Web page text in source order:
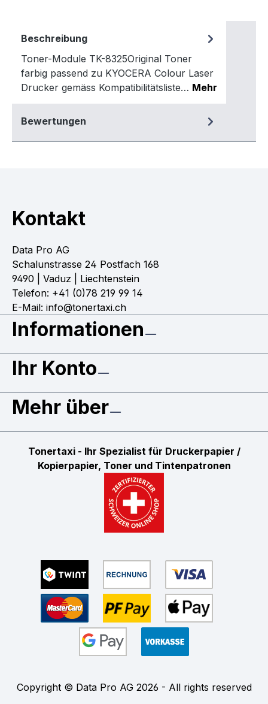
Beschreibung
Toner-Module TK-8325Original Toner
farbig passend zu KYOCERA Colour Laser
Drucker gemäss Kompatibilitätsliste… Mehr
Bewertungen
Kontakt
Data Pro AG
Schalunstrasse 24 Postfach 168
9490 | Vaduz | Liechtenstein
Telefon: +41 (0)78 219 99 14
E-Mail: info@tonertaxi.ch
Informationen
Ihr Konto
Mehr über
Tonertaxi - Ihr Spezialist für Druckerpapier /
Kopierpapier, Toner und Tintenpatronen
Copyright © Data Pro AG 2026 - All rights reserved